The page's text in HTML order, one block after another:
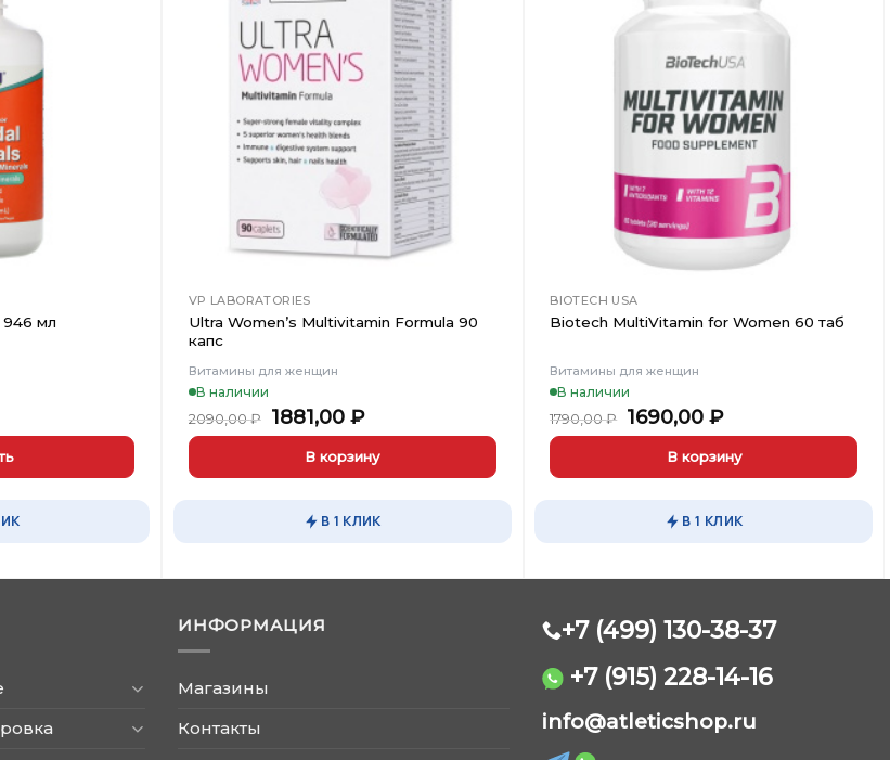
946 мл
Добавить
Вишлист
VP LABORATORIES
Ultra Women’s Multivitamin Formula 90
капс
Витамины для женщин
В наличии
2090,00₽
Первоначальная
цена
составляла
2090,00 ₽.
1881,00 ₽Текущая
цена:
1881,00 ₽.
В корзину
В 1 КЛИК
BIOTECH USA
Biotech MultiVitamin for Women 60 таб
Витамины для женщин
В наличии
1790,00₽
Первоначальная
цена
составляла
1790,00 ₽.
1690,00₽Текущая
цена:
1690,00 ₽.
В корзину
В 1 КЛИК
ИНФОРМАЦИЯ
Магазины
Контакты
+7 (499) 130-38-37
+7 (915) 228-14-16
info@atleticshop.ru
Обычно отвечаем быстро